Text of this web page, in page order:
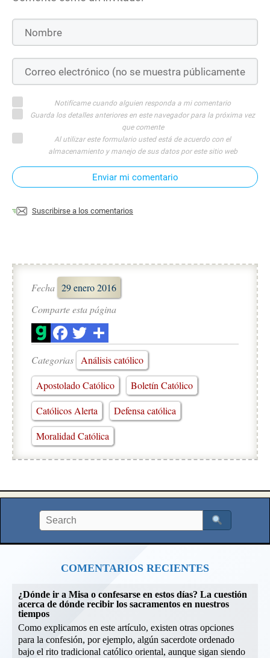
Notifícame cuando alguien responda a mi comentario
Guarda los detalles anteriores en este navegador para la próxima vez
que comente
Al utilizar este formulario usted está de acuerdo con el
almacenamiento y manejo de sus datos por este sitio web
Enviar mi comentario
Suscribirse a los comentarios
Fecha 29 enero 2016
Comparte esta página
Categorias
Análisis católico
Apostolado Católico
Boletín Católico
Católicos Alerta
Defensa católica
Moralidad Católica
COMENTARIOS RECIENTES
¿Dónde ir a Misa o confesarse en estos días? La cuestión
acerca de dónde recibir los sacramentos en nuestros
tiempos
Como explicamos en este artículo, existen otras opciones
para la confesión, por ejemplo, algún sacerdote ordenado
bajo el rito tradicional católico oriental, aunque sigan siendo